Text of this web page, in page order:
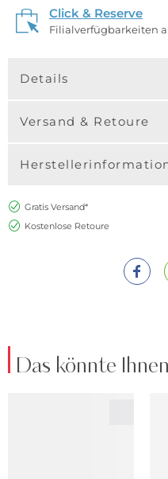
Click & Reserve
Filialverfügbarkeiten
Details
Versand & Retoure
Gratis Versand*
Kostenlose Retoure
Das könnte